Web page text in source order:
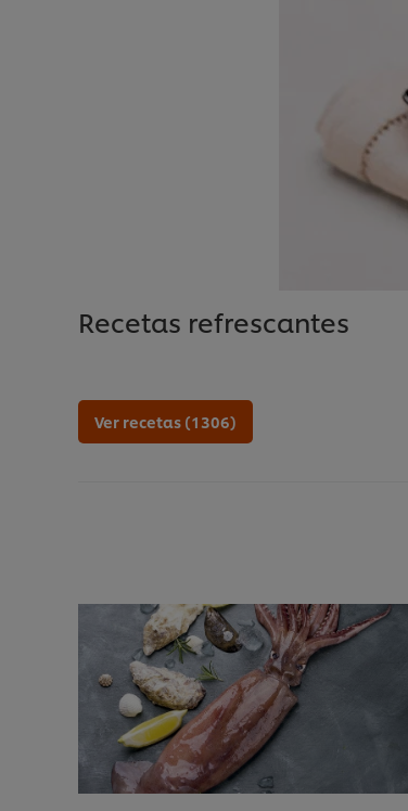
Recetas refrescantes
Ver recetas (1306)